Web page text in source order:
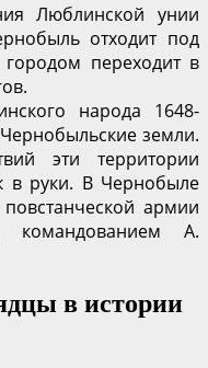
Люблинской унии
отходит под
переходит в
народа 1648-
земли.
эти территории
в руки. В Чернобыле
армии
командованием А.
в истории